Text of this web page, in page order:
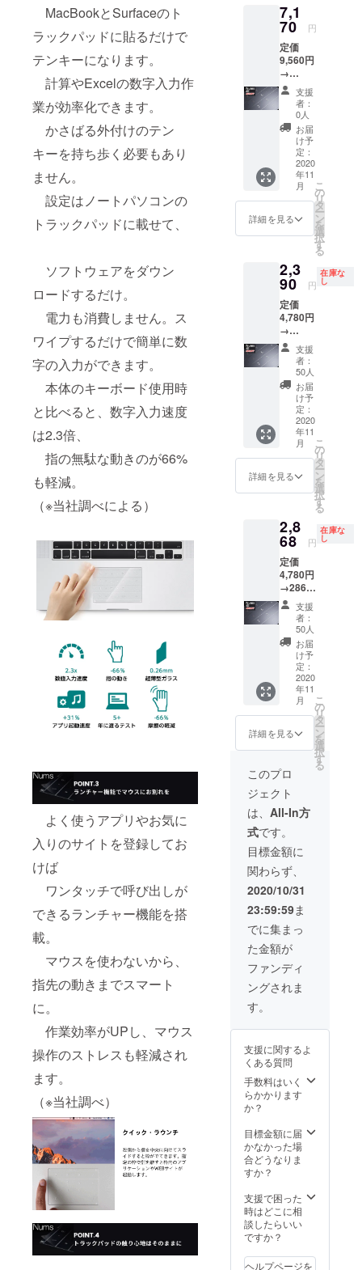
MacBookとSurfaceのト
ラックパッドに貼るだけで
テンキーになります。
計算やExcelの数字入力作
業が効率化できます。
かさばる外付けのテン
キーを持ち歩く必要もあり
ません。
設定はノートパソコンの
トラックパッドに載せて、
ソフトウェアをダウン
ロードするだけ。
電力も消費しません。ス
ワイプするだけで簡単に数
字の入力ができます。
本体のキーボード使用時
と比べると、数字入力速度
は2.3倍、
指の無駄な動きのが66%
も軽減。
（※当社調べによる）
よく使うアプリやお気に
入りのサイトを登録してお
けば
ワンタッチで呼び出しが
できるランチャー機能を搭
載。
マウスを使わないから、
指先の動きまでスマート
に。
作業効率がUPし、マウス
操作のストレスも軽減され
ます。
（※当社調べ）
proにつ
いては
タイプ
カバー
型番
RD2-
000xx
、指紋
認証付
タイプ
（GK3-
00019
）では
ご利用
できま
応して
いま
す。
Surface
laptop3
はト
ラック
パッド
サイズ
が異な
るた
め、現
時点で
は対応
ませ
ん。
proにつ
いては
タイプ
カバー
型番
RD2-
000xx
、指紋
認証付
タイプ
（GK3-
00019
）では
ご利用
できま
するモ
デル
は、
MacBo
okAir13
インチ
（2018
）にな
りま
す。
※2：
Surface
book2
Surface
、
Surface
応して
いま
す。
Surface
laptop3
はト
ラック
パッド
サイズ
が異な
るた
め、現
時点で
は対応
ませ
ん。
proにつ
いては
タイプ
カバー
型番
RD2-
000xx
、指紋
認証付
タイプ
（GK3-
00019
）では
ご利用
できま
場合な
ど、活
にて状
況詳細
をお知
らせい
たしま
す。
【対応
機種選
択時の
注意事
項】
※1：
Macboo
kAir202
0に適応
は、
MacBo
okAir13
インチ
（2018
）にな
りま
す。
※2：
Surface
book2
Surface
laptop2
Surface
Pro7に
まで対
す。
Surface
laptop3
はト
ラック
パッド
サイズ
が異な
るた
め、現
時点で
は対応
モデル
はあり
※3：
Surface
proにつ
いては
タイプ
カバー
型番
RD2-
000xx
、指紋
認証付
タイプ
（GK3-
00019
）では
ご利用
できま
せん。
お選び
くださ
い。 ※
選択の
お間違
いには
ご対応
できか
ねます
ので、
再度ご
確認を
お願い
致しま
す。 ※
製造状
況によ
場合な
ど、活
にて状
況詳細
をお知
らせい
たしま
す。
【対応
機種選
択時の
注意事
項】
※1：
Macboo
kAir202
0に適応
は、
MacBo
okAir13
インチ
（2018
）にな
りま
す。
※2：
Surface
book2
Surface
laptop2
Surface
Pro7に
まで対
いま
す。
Surface
laptop3
ラック
パッド
サイズ
が異な
るた
め、現
時点で
は対応
モデル
はあり
ませ
ん。
※3：
いては
タイプ
カバー
型番
RD2-
000xx
タイプ
（GK3-
00019
できま
せん。
7,1
70 円
定価
9,560円
→
7,170円
（税・
送料
込） 配
送時
期：
2020年
11月
【内
容】
■Nums
× 2個 ※
お選び
くださ
い。 ※
選択の
お間違
いには
ご対応
できか
ねます
ので、
再度ご
確認を
お願い
致しま
す。 ※
製造状
況によ
場合な
ど、活
にて状
況詳細
をお知
らせい
たしま
す。
【対応
機種選
択時の
注意事
項】
※1：
Macboo
kAir202
0に適応
デル
MacBo
okAir13
（2018
）にな
りま
す。
※2：
book2
、
laptop2
、
Pro7に
いま
す。
Surface
laptop3
はト
ラック
が異な
るた
め、現
モデル
はあり
ませ
ん。
Surface
支援
者：
0人
お届
け予
定：
2020
年11
月
詳細を見る
こ
の
リ
タ
ー
ン
を
選
択
す
る
2,3
90 円
在庫な
し
定価
4,780円
→
2,390円
（税・
送料
込） 配
送時
期：
2020年
11月
【内
容】
■Nums
× 1個 ※
選びく
ださ
い。 ※
選択の
お間違
いには
ご対応
できか
ねます
ので、
再度ご
確認を
お願い
致しま
す。 ※
製造状
況等で
定され
が発生
した場
合は、
活動報
告にて
状況詳
細をお
知らせ
ます。
【対応
機種選
択時の
注意事
項】
※1：
0に適応
するモ
デル
は、
MacBo
okAir13
）にな
りま
す。
book2
、
Surface
laptop2
Surface
支援
者：
50人
お届
け予
定：
2020
年11
月
詳細を見る
こ
の
リ
タ
ー
ン
を
選
択
す
る
2,8
68 円
在庫な
し
定価
4,780円
→2868
円
（税・
送料
込） 配
送時
期：
2020年
11月
【内
容】
■Nums
× 1個 ※
種をお
選びく
ださ
い。 ※
選択の
お間違
いには
ご対応
できか
ねます
ので、
再度ご
確認を
お願い
致しま
す。 ※
製造状
況等で
定され
が発生
した場
合は、
活動報
細をお
知らせ
いたし
機種選
択時の
注意事
項】
Macboo
支援
者：
50人
お届
け予
定：
2020
年11
月
詳細を見る
こ
の
リ
タ
ー
ン
を
選
択
す
る
このプロ
ジェクト
は、 All-In方
式です。
目標金額に
関わらず、
2020/10/31
23:59:59ま
でに集まっ
た金額が
ファンディ
ングされま
す。
支援に関するよ
くある質問
手数料はいく
らかかります
か？
目標金額に届
かなかった場
合どうなりま
すか？
支援で困った
時はどこに相
談したらいい
ですか？
ヘルプページを